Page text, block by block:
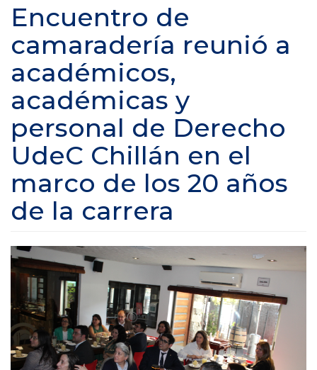
Encuentro de
camaradería reunió a
académicos,
académicas y
personal de Derecho
UdeC Chillán en el
marco de los 20 años
de la carrera